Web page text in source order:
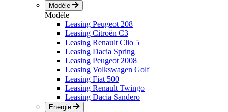
Modèle
Modèle
Leasing Peugeot 208
Leasing Citroën C3
Leasing Renault Clio 5
Leasing Dacia Spring
Leasing Peugeot 2008
Leasing Volkswagen Golf
Leasing Fiat 500
Leasing Renault Twingo
Leasing Dacia Sandero
Energie